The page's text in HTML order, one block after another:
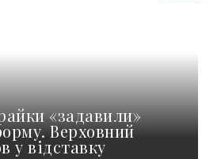
«задавили»
Верховний
у відставку